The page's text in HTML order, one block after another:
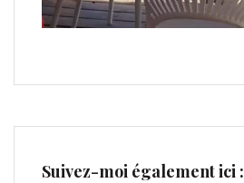
Suivez-moi également ici :